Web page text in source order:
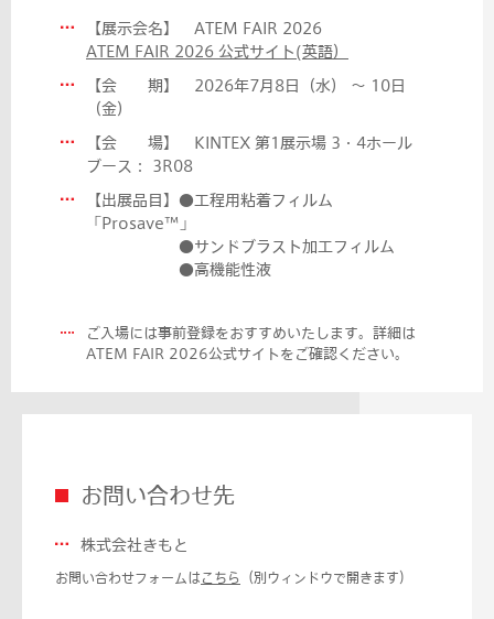
【展示会名】 ATEM FAIR 2026
ATEM FAIR 2026 公式サイト(英語）
【会 期】 2026年7月8日（水） 〜 10日
（金）
【会 場】 KINTEX 第1展示場 3・4ホール
ブース： 3R08
【出展品目】●工程用粘着フィルム
「Prosave™」
●サンドブラスト加工フィルム
●高機能性液
ご入場には事前登録をおすすめいたします。詳細は
ATEM FAIR 2026公式サイトをご確認ください。
お問い合わせ先
株式会社きもと
お問い合わせフォームはこちら （別ウィンドウで開きます）